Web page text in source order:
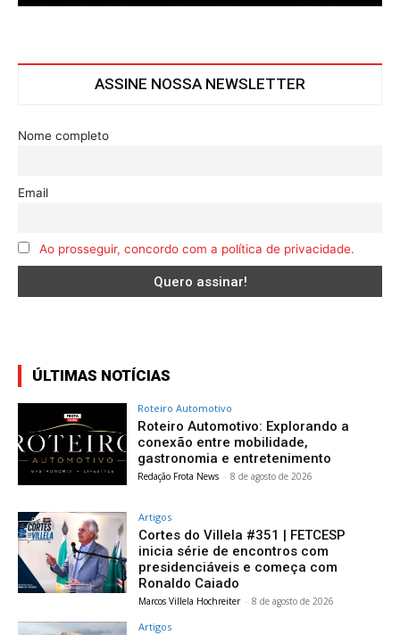
ASSINE NOSSA NEWSLETTER
Nome completo
Email
Ao prosseguir, concordo com a política de privacidade.
ÚLTIMAS NOTÍCIAS
Roteiro Automotivo
Roteiro Automotivo: Explorando a
conexão entre mobilidade,
gastronomia e entretenimento
Redação Frota News - 8 de agosto de 2026
Artigos
Cortes do Villela #351 | FETCESP
inicia série de encontros com
presidenciáveis e começa com
Ronaldo Caiado
Marcos Villela Hochreiter - 8 de agosto de 2026
Artigos